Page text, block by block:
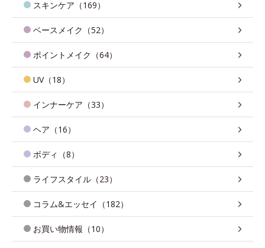
スキンケア（169）
ベースメイク（52）
ポイントメイク（64）
UV（18）
インナーケア（33）
ヘア（16）
ボディ（8）
ライフスタイル（23）
コラム&エッセイ（182）
お買い物情報（10）